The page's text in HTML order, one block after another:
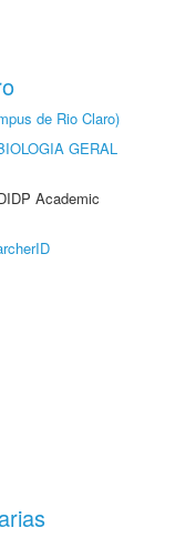
de Rio Claro)
GERAL
Academic